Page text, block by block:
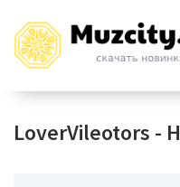
LoverVileotors -